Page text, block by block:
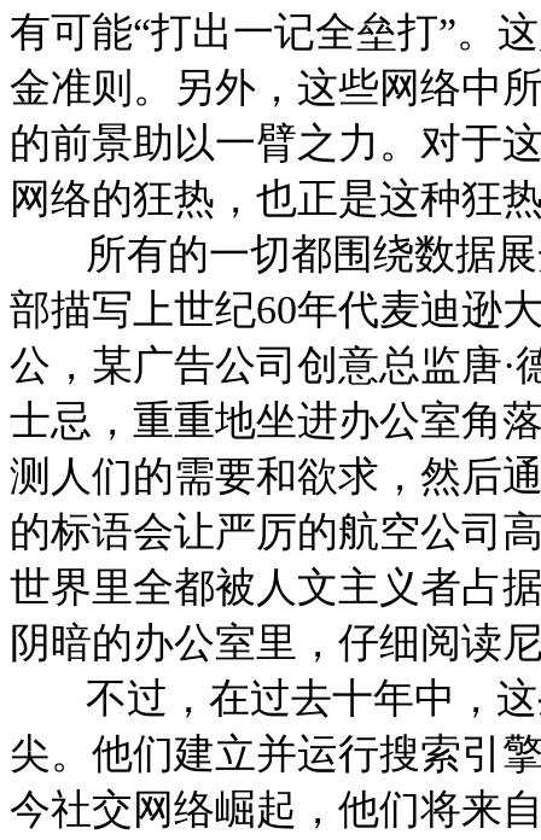
有可能“打出一记全垒打”。
金准则。另外，这些网络中
的前景助以一臂之力。对于
网络的狂热，也正是这种狂
所有的一切都围绕数据展
部描写上世纪60年代麦迪逊
公，某广告公司创意总监唐·
士忌，重重地坐进办公室角
测人们的需要和欲求，然后
的标语会让严厉的航空公司
世界里全都被人文主义者占
阴暗的办公室里，仔细阅读
不过，在过去十年中，这
尖。他们建立并运行搜索引
今社交网络崛起，他们将来